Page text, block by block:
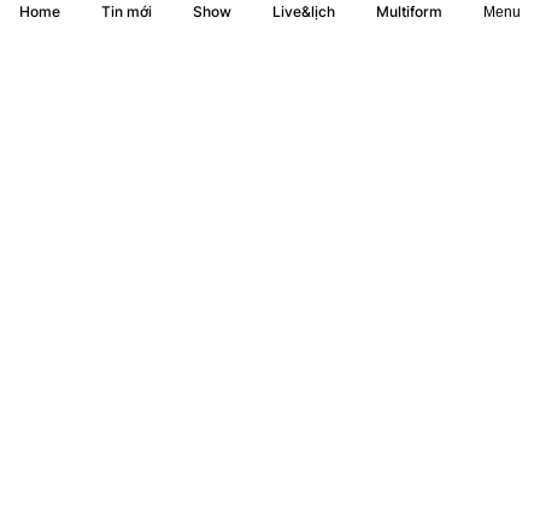
Home Tin mới Show Live&lịch Multiform Menu